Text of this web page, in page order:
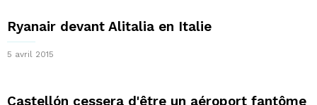
Ryanair devant Alitalia en Italie
5 avril 2015
Castellón cessera d'être un aéroport fantôme